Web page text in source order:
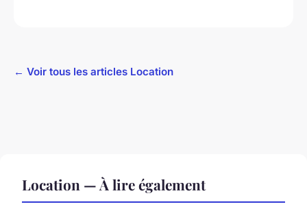
← Voir tous les articles Location
Location — À lire également